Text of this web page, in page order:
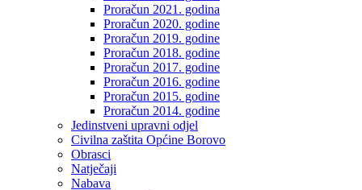
Proračun 2021. godina
Proračun 2020. godine
Proračun 2019. godine
Proračun 2018. godine
Proračun 2017. godine
Proračun 2016. godine
Proračun 2015. godine
Proračun 2014. godine
Jedinstveni upravni odjel
Civilna zaštita Općine Borovo
Obrasci
Natječaji
Nabava